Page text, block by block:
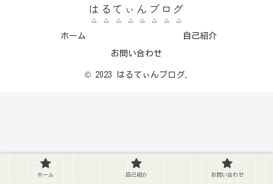
はるてぃんブログ
ホーム 自己紹介
お問い合わせ
© 2023 はるてぃんブログ.
ホーム 自己紹介 お問い合わせ